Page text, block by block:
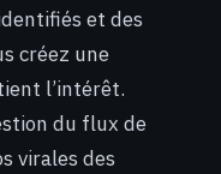
et des
créez une
l’intérêt.
du flux de
virales des